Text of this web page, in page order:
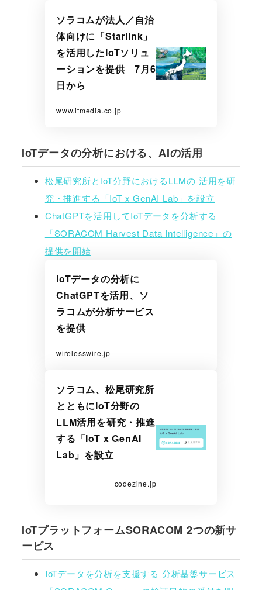
ソラコムが法人／自治
体向けに「Starlink」
を活用したIoTソリュ
ーションを提供 7月6
日から
www.itmedia.co.jp
IoTデータの分析における、AIの活用
松尾研究所とIoT分野におけるLLMの 活用を研
究・推進する「IoT x GenAI Lab」を設立
ChatGPTを活用してIoTデータを分析する
「SORACOM Harvest Data Intelligence」の
提供を開始
IoTデータの分析に
ChatGPTを活用、ソ
ラコムが分析サービス
を提供
wirelesswire.jp
ソラコム、松尾研究所
とともにIoT分野の
LLM活用を研究・推進
する「IoT x GenAI
Lab」を設立
codezine.jp
IoTプラットフォームSORACOM 2つの新サ
ービス
IoTデータを分析を支援する 分析基盤サービス